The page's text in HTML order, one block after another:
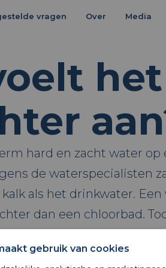
vragen Over Media
hard en zacht water
de waterspecialisten
als het drinkwater.
dan een chloorbad.
verklaart. Wat
is het kalk-koolzuur
gebruik van cookies